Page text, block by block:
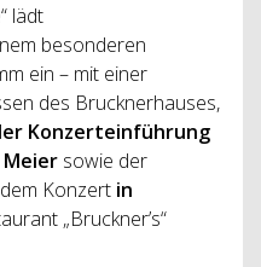
lädt
besonderen
ein – mit einer
des Brucknerhauses,
Konzerteinführung
sowie der
Konzert in
„Bruckner’s“